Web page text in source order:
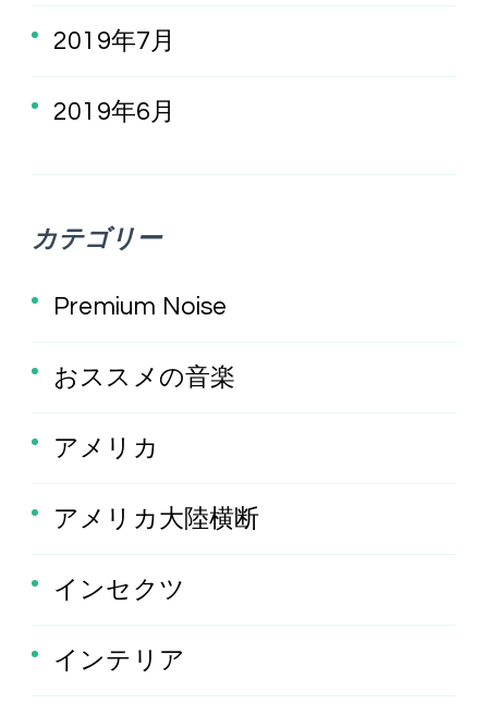
2019年7月
2019年6月
カテゴリー
Premium Noise
おススメの音楽
アメリカ
アメリカ大陸横断
インセクツ
インテリア